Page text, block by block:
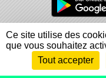
Charte
Informations légales
Envie de participer ?
Ce site utilise des
que vous souhaitez
Tout accepter